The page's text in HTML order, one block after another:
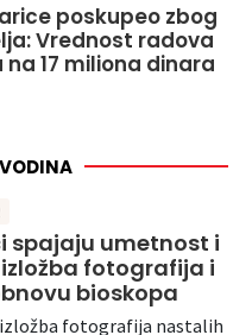
poskupeo zbog
Vrednost radova
17 miliona dinara
spajaju umetnost i
fotografija i
bioskopa
fotografija nastalih